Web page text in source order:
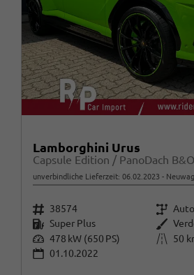
Lamborghini Urus
Capsule Edition / PanoDach
unverbindliche Lieferzeit: 06.02.2023
Fahrzeugnr. 38574 Getriebe
Kraftstoff Super Plus Außenfarbe
Leistung 478 kW (650 PS) Kilometerstand
50
01.10.2022